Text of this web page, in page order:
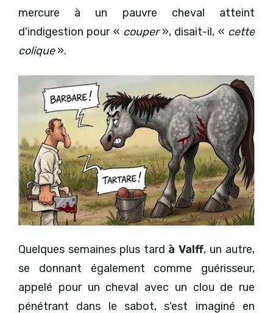
mercure à un pauvre cheval atteint
d'indigestion pour « couper», disait-il, « cette
colique».
Quelques semaines plus tard à Valff, un autre,
se donnant également comme guérisseur,
appelé pour un cheval avec un clou de rue
pénétrant dans le sabot, s'est imaginé en